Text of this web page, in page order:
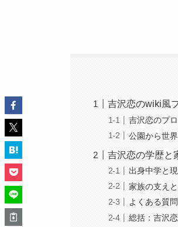
吉沢恋のwiki風
吉沢恋のプ
公園から世
吉沢恋の学歴と
出身中学と
家族の支え
よくある質問
総括：吉沢